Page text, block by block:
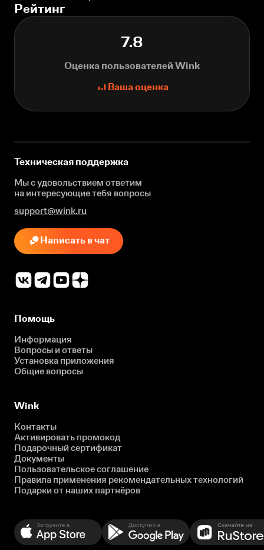
Рейтинг
7.8
Оценка пользователей Wink
Ваша оценка
Техническая поддержка
Мы с удовольствием ответим
на интересующиетебя вопросы
support@wink.ru
Написать в чат
Помощь
Информация
Вопросы и ответы
Установка приложения
Общие вопросы
Wink
Контакты
Активировать промокод
Подарочный сертификат
Документы
Пользовательское соглашение
Правила применения рекомендательных технологий
Подарки от наших партнёров